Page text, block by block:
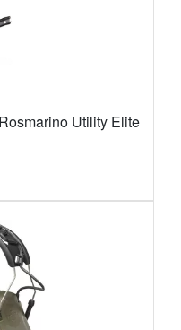
Utility Elite